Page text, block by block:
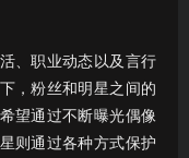
、职业动态以及言行
，粉丝和明星之间的
望通过不断曝光偶像
则通过各种方式保护